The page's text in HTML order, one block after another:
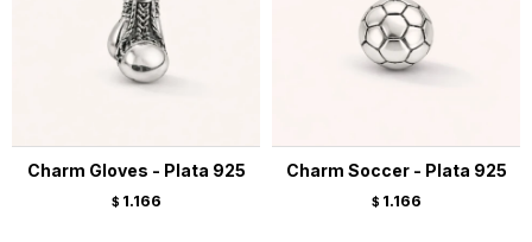
Charm Gloves - Plata 925
$ 1.166
Charm Soccer - Plata 925
$ 1.166